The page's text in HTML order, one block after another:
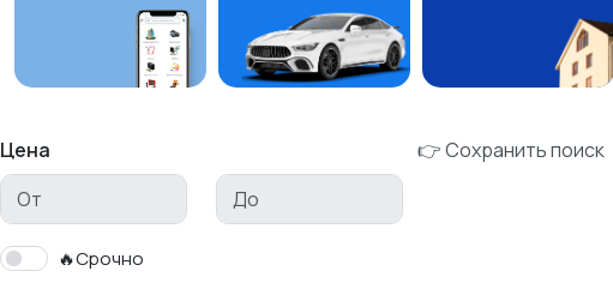
Цена
🔥Срочно
👉 Сохранить поиск